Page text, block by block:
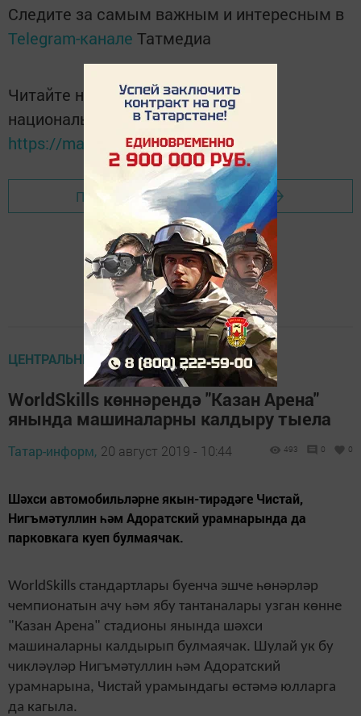
Следите за самым важным и интересным в
Telegram-канале Татмедиа
Читайте новости Татарстана в
национальном мессенджере MАХ:
https://max.ru/tatmedia
Перейти на страницу новости
ЦЕНТРАЛЬНЫЕ НОВОСТИ
WorldSkills көннәрендә "Казан Арена"
янында машиналарны калдыру тыела
Татар-информ, 20 август 2019 - 10:44 493 0 0
Шәхси автомобильләрне якын-тирәдәге Чистай,
Нигъмәтуллин һәм Адоратский урамнарында да
парковкага куеп булмаячак.
WorldSkills стандартлары буенча эшче һөнәрләр
чемпионатын ачу һәм ябу тантаналары узган көнне
"Казан Арена" стадионы янында шәхси
машиналарны калдырып булмаячак. Шулай ук бу
чикләүләр Нигъмәтуллин һәм Адоратский
урамнарына, Чистай урамындагы өстәмә юлларга
да кагыла.